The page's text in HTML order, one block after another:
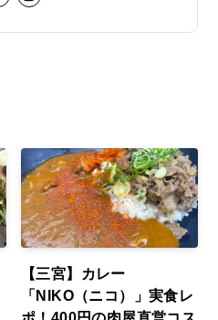
【三宮】カレー
「NIKO（ニコ）」実食レ